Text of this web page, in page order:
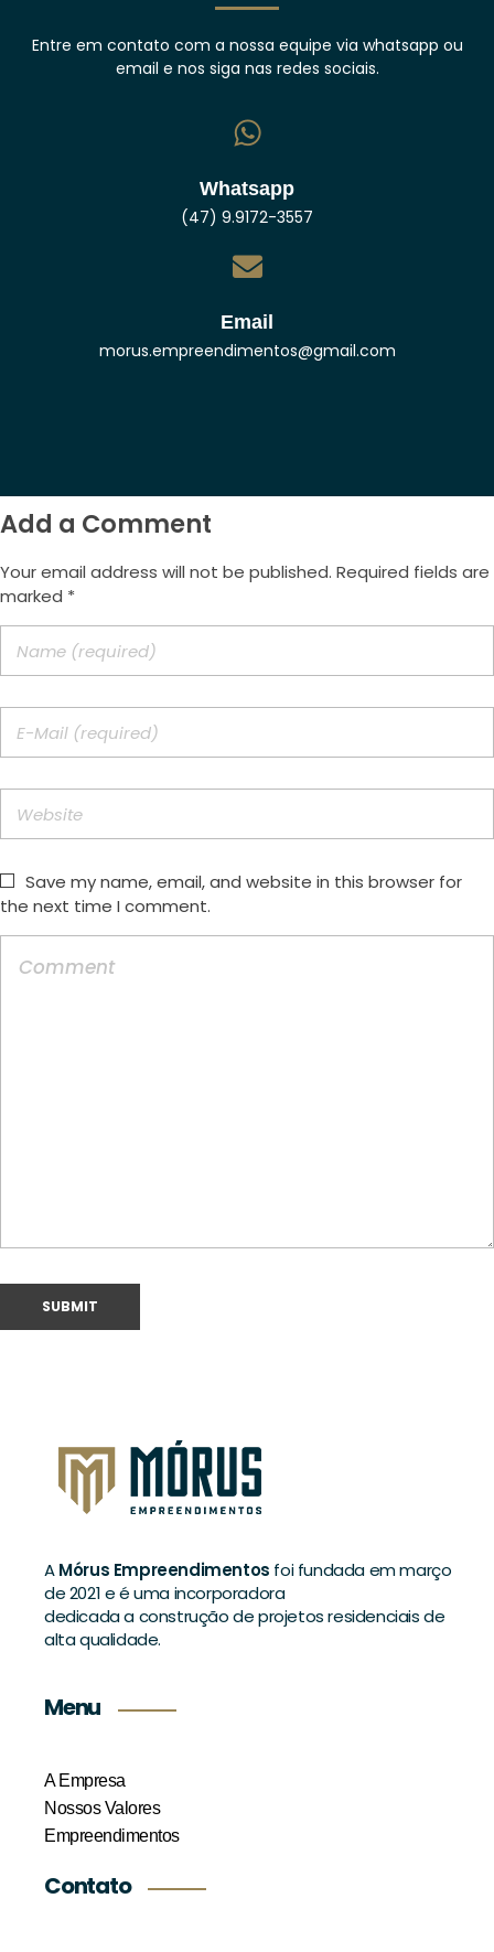
Entre em contato com a nossa equipe via whatsapp ou
email e nos siga nas redes sociais.
Whatsapp
(47) 9.9172-3557
Email
morus.empreendimentos@gmail.com
Add a Comment
Your email address will not be published. Required fields are
marked *
Save my name, email, and website in this browser for
the next time I comment.
AMórus Empreendimentos foi fundada em março
de 2021 e é uma incorporadora
dedicada a construção de projetos residenciais de
alta qualidade.
Menu
A Empresa
Nossos Valores
Empreendimentos
Contato